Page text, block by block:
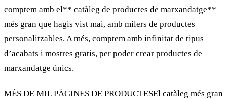
comptem amb el** catàleg de productes de marxandatge**
més gran que hagis vist mai, amb milers de productes
personalitzables. A més, comptem amb infinitat de tipus
d’acabats i mostres gratis, per poder crear productes de
marxandatge únics.
MÉS DE MIL PÀGINES DE PRODUCTESEl catàleg més gran